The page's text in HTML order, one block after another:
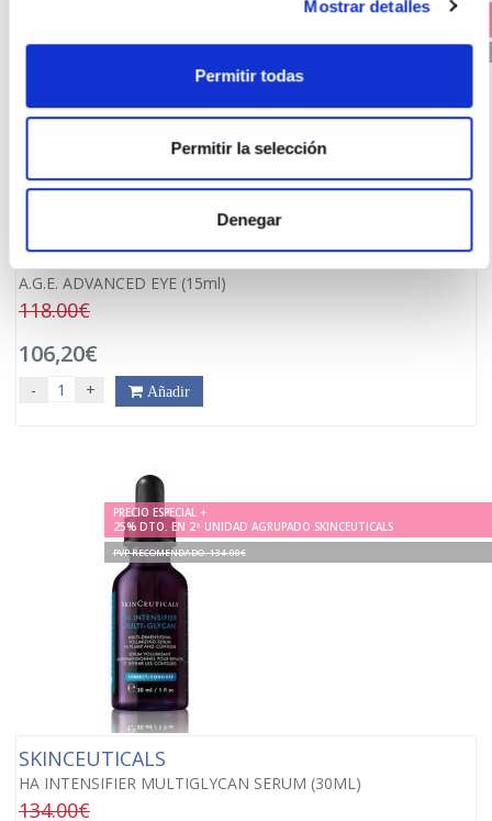
Mostrar detalles
Permitir todas
Permitir la selección
Denegar
SKINCEUTICALS
A.G.E. ADVANCED EYE (15ml)
118.00€
106,20€
- + Añadir
PRECIO ESPECIAL +
25% DTO. EN 2ª UNIDAD AGRUPADO SKINCEUTICALS
PVP RECOMENDADO. 134.00€
SKINCEUTICALS
HA INTENSIFIER MULTIGLYCAN SERUM (30ML)
134.00€